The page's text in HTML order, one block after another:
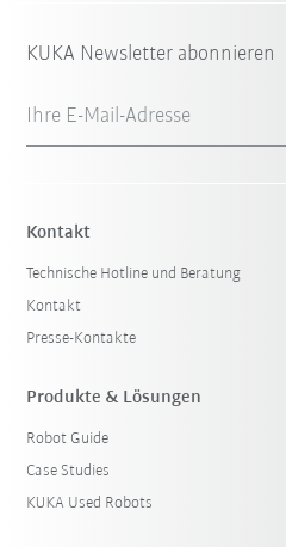
KUKA Newsletter abonnieren
Ihre E-Mail-Adresse
Kontakt
Technische Hotline und Beratung
Kontakt
Presse-Kontakte
Produkte & Lösungen
Robot Guide
Case Studies
KUKA Used Robots